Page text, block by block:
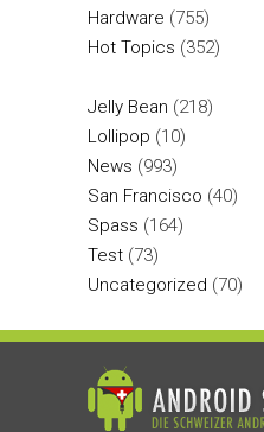
Hardware (755)
Hot Topics (352)
Jelly Bean (218)
Lollipop (10)
News (993)
San Francisco (40)
Spass (164)
Test (73)
Uncategorized (70)